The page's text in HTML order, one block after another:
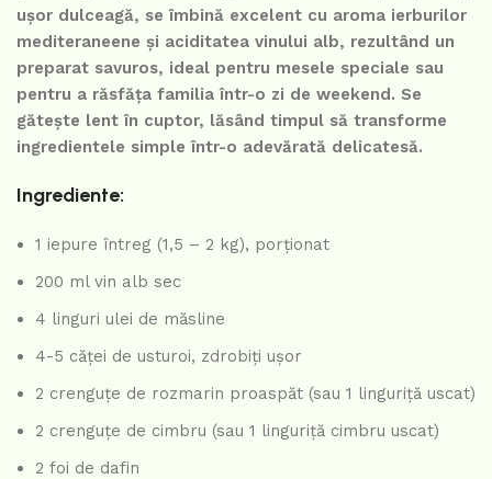
ușor dulceagă, se îmbină excelent cu aroma ierburilor
mediteraneene și aciditatea vinului alb, rezultând un
preparat savuros, ideal pentru mesele speciale sau
pentru a răsfăța familia într-o zi de weekend. Se
gătește lent în cuptor, lăsând timpul să transforme
ingredientele simple într-o adevărată delicatesă.
Ingrediente:
1 iepure întreg (1,5 – 2 kg), porționat
200 ml vin alb sec
4 linguri ulei de măsline
4-5 căței de usturoi, zdrobiți ușor
2 crenguțe de rozmarin proaspăt (sau 1 linguriță uscat)
2 crenguțe de cimbru (sau 1 linguriță cimbru uscat)
2 foi de dafin